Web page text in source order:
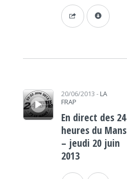
Lecteur audio 20/06/2013 - LA
FRAP
En direct des 24
heures du Mans
– jeudi 20 juin
2013